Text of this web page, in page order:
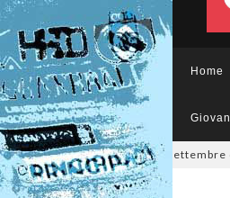
Home
Divisione, si parte il 19 settembre con